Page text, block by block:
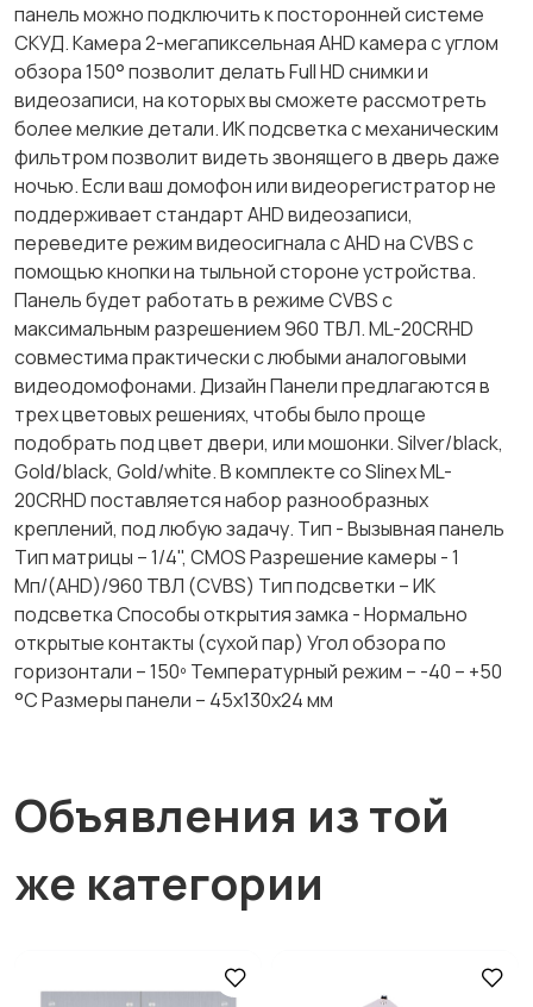
панель можно подключить к посторонней системе
СКУД. Камера 2-мегапиксельная AHD камера с углом
обзора 150° позволит делать Full HD снимки и
видеозаписи, на которых вы сможете рассмотреть
более мелкие детали. ИК подсветка с механическим
фильтром позволит видеть звонящего в дверь даже
ночью. Если ваш домофон или видеорегистратор не
поддерживает стандарт AHD видеозаписи,
переведите режим видеосигнала с AHD на CVBS с
помощью кнопки на тыльной стороне устройства.
Панель будет работать в режиме CVBS с
максимальным разрешением 960 ТВЛ. ML-20CRHD
совместима практически с любыми аналоговыми
видеодомофонами. Дизайн Панели предлагаются в
трех цветовых решениях, чтобы было проще
подобрать под цвет двери, или мошонки. Silver/black,
Gold/black, Gold/white. В комплекте со Slinex ML-
20CRHD поставляется набор разнообразных
креплений, под любую задачу. Тип - Вызывная панель
Тип матрицы – 1/4", CMOS Разрешение камеры - 1
Мп/(AHD)/960 ТВЛ (CVBS) Тип подсветки – ИК
подсветка Способы открытия замка - Нормально
открытые контакты (сухой пар) Угол обзора по
горизонтали – 150º Температурный режим – -40 – +50
°С Размеры панели – 45x130x24 мм
Объявления из той
же категории